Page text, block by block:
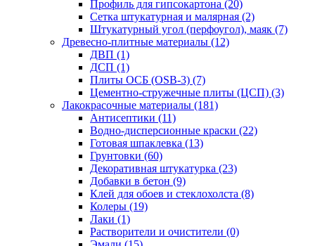
Профиль для гипсокартона (20)
Сетка штукатурная и малярная (2)
Штукатурный угол (перфоугол), маяк (7)
Древесно-плитные материалы (12)
ДВП (1)
ДСП (1)
Плиты ОСБ (OSB-3) (7)
Цементно-стружечные плиты (ЦСП) (3)
Лакокрасочные материалы (181)
Антисептики (11)
Водно-дисперсионные краски (22)
Готовая шпаклевка (13)
Грунтовки (60)
Декоративная штукатурка (23)
Добавки в бетон (9)
Клей для обоев и стеклохолста (8)
Колеры (19)
Лаки (1)
Растворители и очистители (0)